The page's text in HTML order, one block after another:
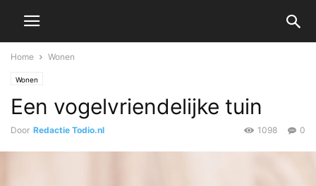
Home Wonen
Wonen
Een vogelvriendelijke tuin
Door Redactie Todio.nl 0
1098